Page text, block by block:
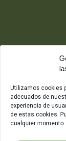
Utilizamos cookies
adecuados de
experiencia de
de estas cookies.
cualquier